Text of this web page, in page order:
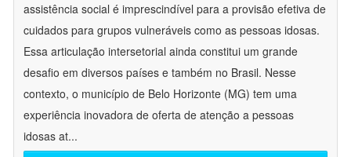
assistência social é imprescindível para a provisão efetiva de
cuidados para grupos vulneráveis como as pessoas idosas.
Essa articulação intersetorial ainda constitui um grande
desafio em diversos países e também no Brasil. Nesse
contexto, o município de Belo Horizonte (MG) tem uma
experiência inovadora de oferta de atenção a pessoas
idosas at...